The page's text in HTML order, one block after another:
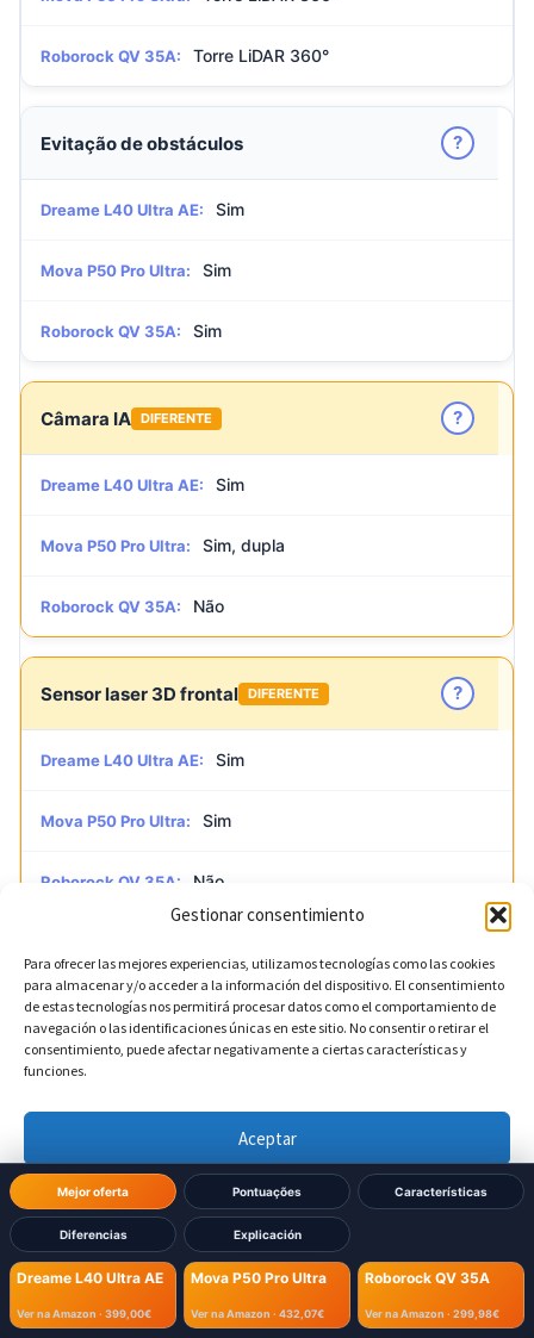
Gestionar consentimiento
Para ofrecer las mejores experiencias, utilizamos tecnologías como las cookies
para almacenar y/o acceder a la información del dispositivo. El consentimiento
de estas tecnologías nos permitirá procesar datos como el comportamiento de
navegación o las identificaciones únicas en este sitio. No consentir o retirar el
consentimiento, puede afectar negativamente a ciertas características y
funciones.
Aceptar
Denegar
Ver preferencias
Política de cookies Política de Privacidad Aviso Legal
Mejor oferta Pontuações Características
Diferencias Explicación
Dreame L40 Ultra AE
Ver na Amazon · 399,00€
Mova P50 Pro Ultra
Ver na Amazon · 432,07€
Roborock QV 35A
Ver na Amazon · 299,98€
Roborock QV 35A: Torre LiDAR 360°
Evitação de obstáculos ?
Dreame L40 Ultra AE: Sim
Mova P50 Pro Ultra: Sim
Roborock QV 35A: Sim
Câmara IA DIFERENTE ?
Dreame L40 Ultra AE: Sim
Mova P50 Pro Ultra: Sim, dupla
Roborock QV 35A: Não
Sensor laser 3D frontal DIFERENTE ?
Dreame L40 Ultra AE: Sim
Mova P50 Pro Ultra: Sim
Roborock QV 35A: Não
Nº de obstáculos reconhecidos DIFERENTE ?
Dreame L40 Ultra AE: 120
Reconhecimento de animais de estimação
DIFERENTE
Dreame L40 Ultra AE: Sim